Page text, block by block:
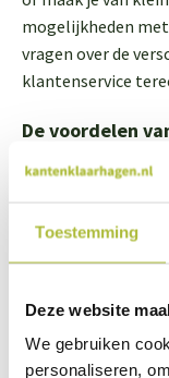
Toestemming
Deze website
We gebruiken
personaliseren,
mogelijkheden
vragen over de
klantenservice
De voordelen
Wist je dat een
voordelen
Een kunsthaag is
stoffen
Onze kunsthagen
Een kunsthaag
De Hedera
waardoor hij bijna